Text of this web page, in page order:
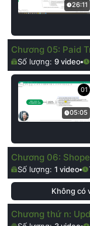
26:11
Chương 05: Paid
Số lượng:9 video
01
05:05
Chương 06:
Số lượng:1 video
Không có
Chương thứ n: